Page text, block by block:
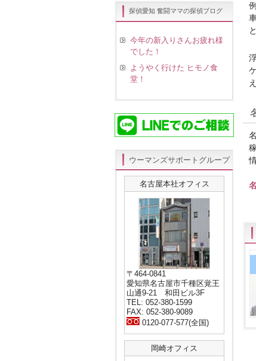
探偵愛知 奮闘ママの探偵ブログ
今年の新入りさんお疲れ様
でした！
ようやく行けた ヒモノ食
堂！
ウーマンズサポートグループ
名古屋本社オフィス
〒464-0841
愛知県名古屋市千種区覚王
山通9-21 和田ビル3F
TEL: 052-380-1599
FAX: 052-380-9089
0120-077-577(全国)
岡崎オフィス